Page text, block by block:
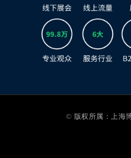
© 版权所属：上海